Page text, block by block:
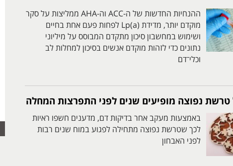
ההנחיות החדשות של ה-ACC וה-AHA ממליצות על סקר
מוקדם יותר, מדידת Lp(a) לפחות פעם אחת בחיים
ושימוש במחשבון סיכון מתקדם המבוסס על מיליוני
נתונים כדי לזהות מוקדם אנשים בסיכון למחלות לב
וכלי־דם
טרשת נפוצה מופיעים שנים לפני התפרצות המחלה
באמצעות מעקב אחר בדיקות דם, מדענים חשפו ראיות
לכך שטרשת נפוצה מתחילה לפגוע במוח שנים רבות
לפני האבחון